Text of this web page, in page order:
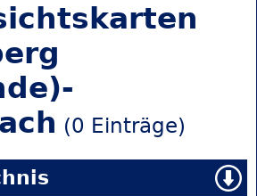
(0 Einträge)